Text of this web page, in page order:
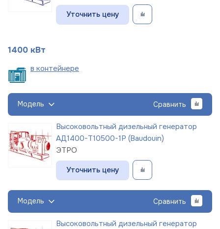
Уточнить цену
1400 кВт
в контейнере
Модель Сравнить
Высоковольтный дизельный генератор
АД1400-Т10500-1Р (Baudouin)
ЭТРО
Уточнить цену
Модель Сравнить
Высоковольтный дизельный генератор